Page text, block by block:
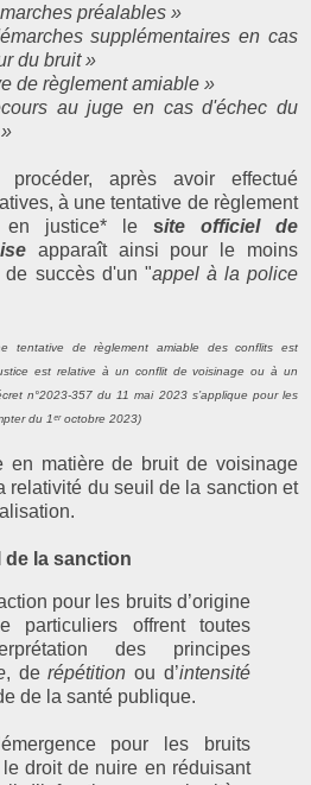
préalables »
supplémentaires en cas
du bruit »
de règlement amiable »
au juge en cas d'échec du
procéder, après avoir effectué
à une tentative de règlement
en justice* le site officiel de
apparaît ainsi pour le moins
de succès d'un "appel à la police
tentative de règlement amiable des conflits est
est relative à un conflit de voisinage ou à un
n°2023-357 du 11 mai 2023 s’applique pour les
du 1ᵉʳ octobre 2023)
en matière de bruit de voisinage
relativité du seuil de la sanction et
de la sanction
pour les bruits d’origine
particuliers offrent toutes
des principes
, derépétition ou d’intensité
de la santé publique.
pour les bruits
le droit de nuire en réduisant